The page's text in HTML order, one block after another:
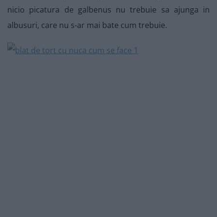
nicio picatura de galbenus nu trebuie sa ajunga in
albusuri, care nu s-ar mai bate cum trebuie.